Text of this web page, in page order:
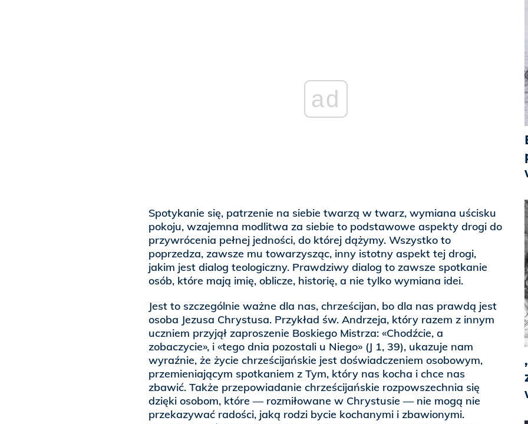
ad
Spotykanie się, patrzenie na siebie twarzą w twarz, wymiana uścisku
pokoju, wzajemna modlitwa za siebie to podstawowe aspekty drogi do
przywrócenia pełnej jedności, do której dążymy. Wszystko to
poprzedza, zawsze mu towarzysząc, inny istotny aspekt tej drogi,
jakim jest dialog teologiczny. Prawdziwy dialog to zawsze spotkanie
osób, które mają imię, oblicze, historię, a nie tylko wymiana idei.
Jest to szczególnie ważne dla nas, chrześcijan, bo dla nas prawdą jest
osoba Jezusa Chrystusa. Przykład św. Andrzeja, który razem z innym
uczniem przyjął zaproszenie Boskiego Mistrza: «Chodźcie, a
zobaczycie», i «tego dnia pozostali u Niego» (J 1, 39), ukazuje nam
wyraźnie, że życie chrześcijańskie jest doświadczeniem osobowym,
przemieniającym spotkaniem z Tym, który nas kocha i chce nas
zbawić. Także przepowiadanie chrześcijańskie rozpowszechnia się
dzięki osobom, które — rozmiłowane w Chrystusie — nie mogą nie
przekazywać radości, jaką rodzi bycie kochanymi i zbawionymi.